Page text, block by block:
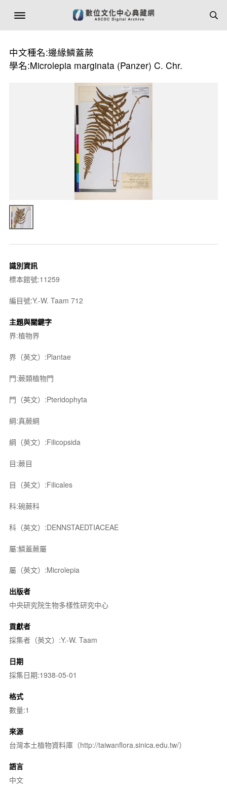
中文種名:邊緣鱗蓋蕨
學名:Microlepia marginata (Panzer) C. Chr.
識別資訊
標本館號:11259
編目號:Y.-W. Taam 712
主題與關鍵字
界:植物界
界（英文）:Plantae
門:蕨類植物門
門（英文）:Pteridophyta
綱:真蕨綱
綱（英文）:Filicopsida
目:蕨目
目（英文）:Filicales
科:碗蕨科
科（英文）:DENNSTAEDTIACEAE
屬:鱗蓋蕨屬
屬（英文）:Microlepia
出版者
中央研究院生物多樣性研究中心
貢獻者
採集者（英文）:Y.-W. Taam
日期
採集日期:1938-05-01
格式
數量:1
來源
台灣本土植物資料庫（http://taiwanflora.sinica.edu.tw/）
語言
中文